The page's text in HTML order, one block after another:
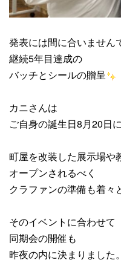
発表には間に合いません
継続5年目達成の
バッチとシールの贈呈
カニさんは
ご自身の誕生日8月20日
町屋を改装した展示場や
オープンされるべく
クラファンの準備も着々
そのイベントに合わせて
同期会の開催も
昨夜の内に決まりました。